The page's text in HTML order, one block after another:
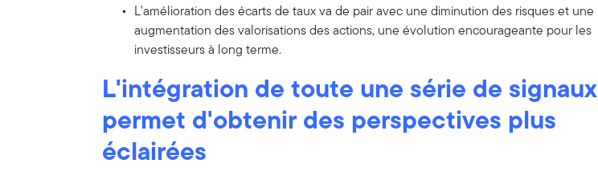
L'amélioration des écarts de taux va de pair avec une diminution des risques et une
augmentation des valorisations des actions, une évolution encourageante pour les
investisseurs à long terme.
L'intégration de toute une série de signaux
permet d'obtenir des perspectives plus
éclairées